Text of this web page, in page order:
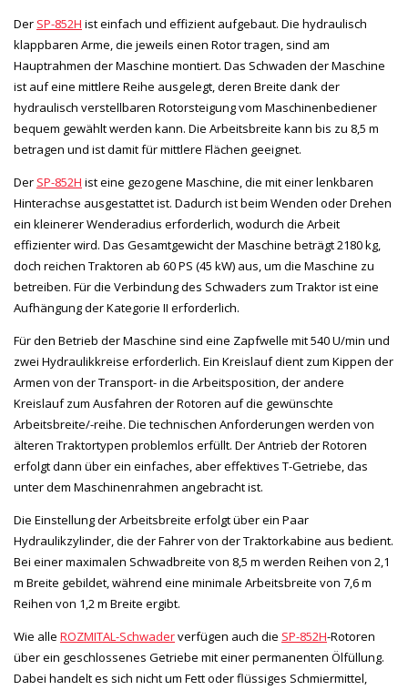
Der SP-852H ist einfach und effizient aufgebaut. Die hydraulisch
klappbaren Arme, die jeweils einen Rotor tragen, sind am
Hauptrahmen der Maschine montiert. Das Schwaden der Maschine
ist auf eine mittlere Reihe ausgelegt, deren Breite dank der
hydraulisch verstellbaren Rotorsteigung vom Maschinenbediener
bequem gewählt werden kann. Die Arbeitsbreite kann bis zu 8,5 m
betragen und ist damit für mittlere Flächen geeignet.
Der SP-852H ist eine gezogene Maschine, die mit einer lenkbaren
Hinterachse ausgestattet ist. Dadurch ist beim Wenden oder Drehen
ein kleinerer Wenderadius erforderlich, wodurch die Arbeit
effizienter wird. Das Gesamtgewicht der Maschine beträgt 2180 kg,
doch reichen Traktoren ab 60 PS (45 kW) aus, um die Maschine zu
betreiben. Für die Verbindung des Schwaders zum Traktor ist eine
Aufhängung der Kategorie II erforderlich.
Für den Betrieb der Maschine sind eine Zapfwelle mit 540 U/min und
zwei Hydraulikkreise erforderlich. Ein Kreislauf dient zum Kippen der
Armen von der Transport- in die Arbeitsposition, der andere
Kreislauf zum Ausfahren der Rotoren auf die gewünschte
Arbeitsbreite/-reihe. Die technischen Anforderungen werden von
älteren Traktortypen problemlos erfüllt. Der Antrieb der Rotoren
erfolgt dann über ein einfaches, aber effektives T-Getriebe, das
unter dem Maschinenrahmen angebracht ist.
Die Einstellung der Arbeitsbreite erfolgt über ein Paar
Hydraulikzylinder, die der Fahrer von der Traktorkabine aus bedient.
Bei einer maximalen Schwadbreite von 8,5 m werden Reihen von 2,1
m Breite gebildet, während eine minimale Arbeitsbreite von 7,6 m
Reihen von 1,2 m Breite ergibt.
Wie alle ROZMITAL-Schwaderverfügen auch die SP-852H-Rotoren
über ein geschlossenes Getriebe mit einer permanenten Ölfüllung.
Dabei handelt es sich nicht um Fett oder flüssiges Schmiermittel,